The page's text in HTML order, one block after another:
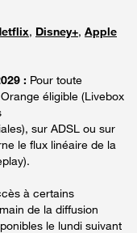
, Disney+, Apple
: Pour toute
éligible (Livebox
sur ADSL ou sur
le flux linéaire de la
à certains
de la diffusion
le lundi suivant